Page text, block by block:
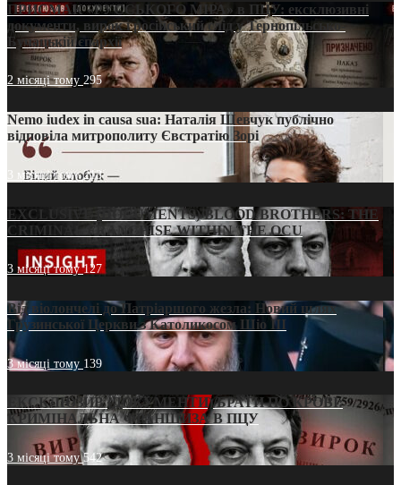
ПРИСМАК «РУССЬКОГО МІРА» в ПЦУ: ексклюзивні
документи, вирок і російський слід у Тернопільсько-
Бучацькій єпархії
2 місяці тому 295
Nemo iudex in causa sua: Наталія Шевчук публічно
відповіла митрополиту Євстратію Зорі
3 місяці тому213
EXCLUSIVE (DOCUMENTS)/BLOOD BROTHERS: THE
CRIMINAL FRANCHISE WITHIN THE OCU
3 місяці тому127
Від віолончелі до Патріаршого жезла: Новий шлях
Грузинської Церкви з Католикосом Шіо III
3 місяці тому 139
ЕКСКЛЮЗИВ (ДОКУМЕНТИ)/БРАТИ ПО КРОВІ:
КРИМІНАЛЬНА ФРАНШИЗА В ПЦУ
3 місяці тому542